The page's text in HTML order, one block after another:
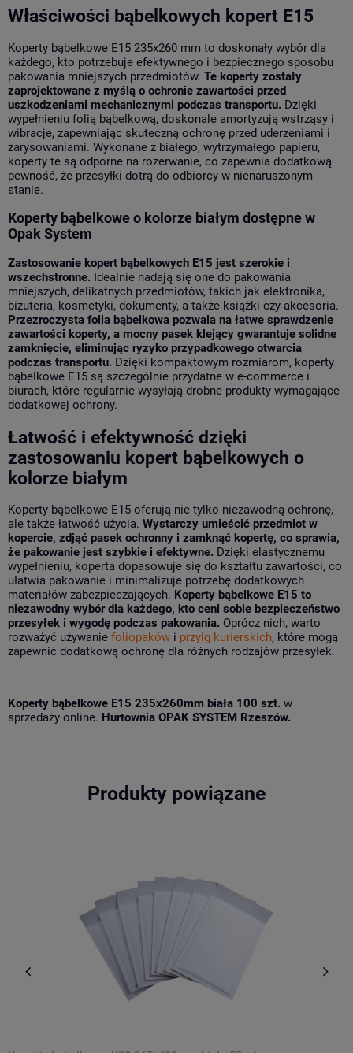
Właściwości bąbelkowych kopert E15
Koperty bąbelkowe E15 235x260 mm to doskonały wybór dla
każdego, kto potrzebuje efektywnego i bezpiecznego sposobu
pakowania mniejszych przedmiotów. Te koperty zostały
zaprojektowane z myślą o ochronie zawartości przed
uszkodzeniami mechanicznymi podczas transportu. Dzięki
wypełnieniu folią bąbelkową, doskonale amortyzują wstrząsy i
wibracje, zapewniając skuteczną ochronę przed uderzeniami i
zarysowaniami. Wykonane z białego, wytrzymałego papieru,
koperty te są odporne na rozerwanie, co zapewnia dodatkową
pewność, że przesyłki dotrą do odbiorcy w nienaruszonym
stanie.
Koperty bąbelkowe o kolorze białym dostępne w
Opak System
Zastosowanie kopert bąbelkowych E15 jest szerokie i
wszechstronne. Idealnie nadają się one do pakowania
mniejszych, delikatnych przedmiotów, takich jak elektronika,
biżuteria, kosmetyki, dokumenty, a także książki czy akcesoria.
Przezroczysta folia bąbelkowa pozwala na łatwe sprawdzenie
zawartości koperty, a mocny pasek klejący gwarantuje solidne
zamknięcie, eliminując ryzyko przypadkowego otwarcia
podczas transportu. Dzięki kompaktowym rozmiarom, koperty
bąbelkowe E15 są szczególnie przydatne w e-commerce i
biurach, które regularnie wysyłają drobne produkty wymagające
dodatkowej ochrony.
Łatwość i efektywność dzięki
zastosowaniu kopert bąbelkowych o
kolorze białym
Koperty bąbelkowe E15 oferują nie tylko niezawodną ochronę,
ale także łatwość użycia. Wystarczy umieścić przedmiot w
kopercie, zdjąć pasek ochronny i zamknąć kopertę, co sprawia,
że pakowanie jest szybkie i efektywne. Dzięki elastycznemu
wypełnieniu, koperta dopasowuje się do kształtu zawartości, co
ułatwia pakowanie i minimalizuje potrzebę dodatkowych
materiałów zabezpieczających. Koperty bąbelkowe E15 to
niezawodny wybór dla każdego, kto ceni sobie bezpieczeństwo
przesyłek i wygodę podczas pakowania. Oprócz nich, warto
rozważyć używanie foliopaków i przylg kurierskich, które mogą
zapewnić dodatkową ochronę dla różnych rodzajów przesyłek.
Koperty bąbelkowe E15 235x260mm biała 100 szt. w
sprzedaży online. Hurtownia OPAK SYSTEM Rzeszów.
Produkty powiązane